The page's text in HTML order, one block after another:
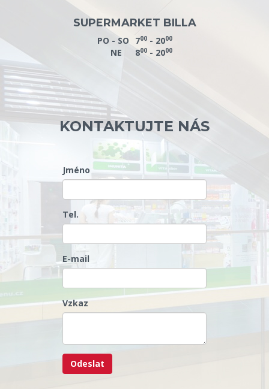
SUPERMARKET BILLA
PO - SO 700- 2000
NE 800- 2000
KONTAKTUJTE NÁS
Jméno
Tel.
E-mail
Vzkaz